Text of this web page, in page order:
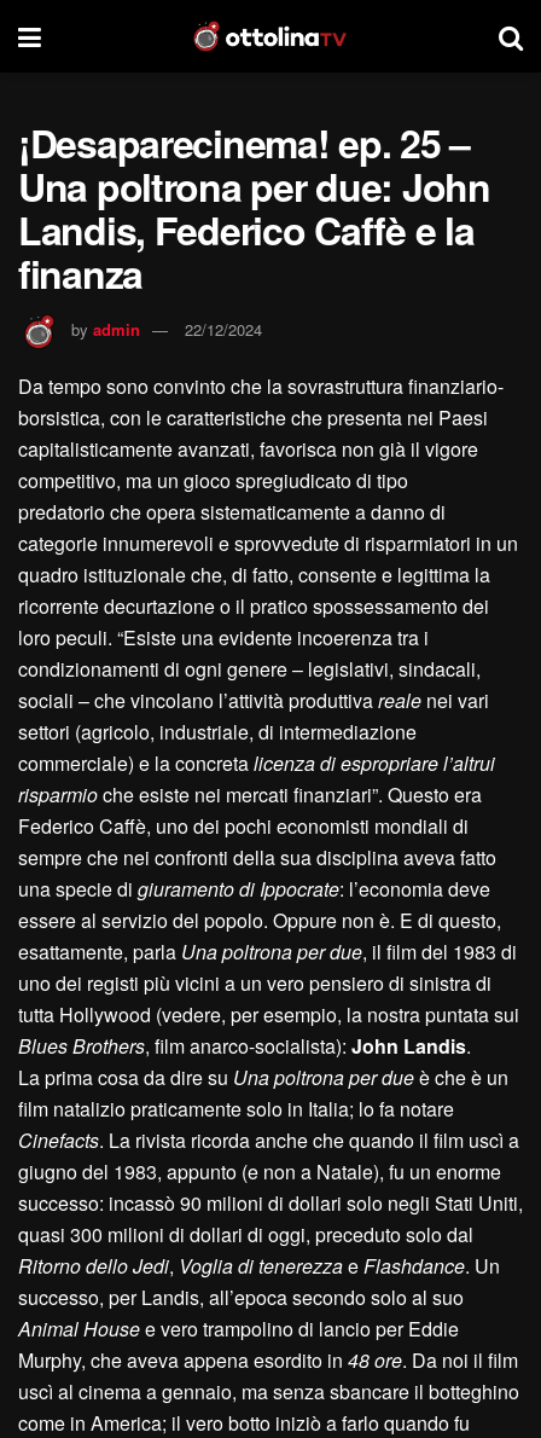
¡Desaparecinema! ep. 25 –
Una poltrona per due: John
Landis, Federico Caffè e la
finanza
by admin 22/12/2024
Da tempo sono convinto che la sovrastruttura finanziario-
borsistica, con le caratteristiche che presenta nei Paesi
capitalisticamente avanzati, favorisca non già il vigore
competitivo, ma un gioco spregiudicato di tipo
predatorio che opera sistematicamente a danno di
categorie innumerevoli e sprovvedute di risparmiatori in un
quadro istituzionale che, di fatto, consente e legittima la
ricorrente decurtazione o il pratico spossessamento dei
loro peculi. “Esiste una evidente incoerenza tra i
condizionamenti di ogni genere – legislativi, sindacali,
sociali – che vincolano l’attività produttivareale nei vari
settori (agricolo, industriale, di intermediazione
commerciale) e la concretalicenza di espropriare l’altrui
risparmioche esiste nei mercati finanziari”. Questo era
Federico Caffè, uno dei pochi economisti mondiali di
sempre che nei confronti della sua disciplina aveva fatto
una specie di giuramento di Ippocrate: l’economia deve
essere al servizio del popolo. Oppure non è. E di questo,
esattamente, parla Una poltrona per due, il film del 1983 di
uno dei registi più vicini a un vero pensiero di sinistra di
tutta Hollywood (vedere, per esempio, la nostra puntata sui
Blues Brothers, film anarco-socialista): John Landis.
La prima cosa da dire su Una poltrona per dueè che è un
film natalizio praticamente solo in Italia; lo fa notare
Cinefacts. La rivista ricorda anche che quando il film uscì a
giugno del 1983, appunto (e non a Natale), fu un enorme
successo: incassò 90 milioni di dollari solo negli Stati Uniti,
quasi 300 milioni di dollari di oggi, preceduto solo dal
Ritorno dello Jedi, Voglia di tenerezzaeFlashdance. Un
successo, per Landis, all’epoca secondo solo al suo
Animal Housee vero trampolino di lancio per Eddie
Murphy, che aveva appena esordito in 48 ore. Da noi il film
uscì al cinema a gennaio, ma senza sbancare il botteghino
come in America; il vero botto iniziò a farlo quando fu